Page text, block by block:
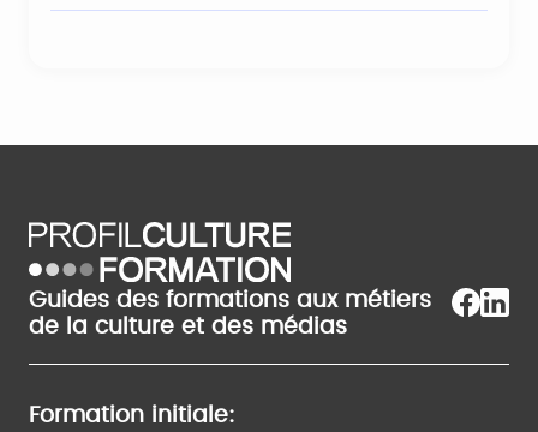
Guides des formations aux métiers
de la culture et des médias
Formation initiale: